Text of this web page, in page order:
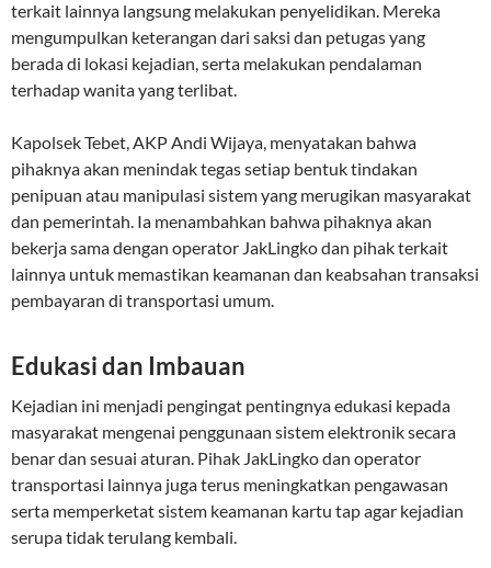
terkait lainnya langsung melakukan penyelidikan. Mereka
mengumpulkan keterangan dari saksi dan petugas yang
berada di lokasi kejadian, serta melakukan pendalaman
terhadap wanita yang terlibat.
Kapolsek Tebet, AKP Andi Wijaya, menyatakan bahwa
pihaknya akan menindak tegas setiap bentuk tindakan
penipuan atau manipulasi sistem yang merugikan masyarakat
dan pemerintah. Ia menambahkan bahwa pihaknya akan
bekerja sama dengan operator JakLingko dan pihak terkait
lainnya untuk memastikan keamanan dan keabsahan transaksi
pembayaran di transportasi umum.
Edukasi dan Imbauan
Kejadian ini menjadi pengingat pentingnya edukasi kepada
masyarakat mengenai penggunaan sistem elektronik secara
benar dan sesuai aturan. Pihak JakLingko dan operator
transportasi lainnya juga terus meningkatkan pengawasan
serta memperketat sistem keamanan kartu tap agar kejadian
serupa tidak terulang kembali.